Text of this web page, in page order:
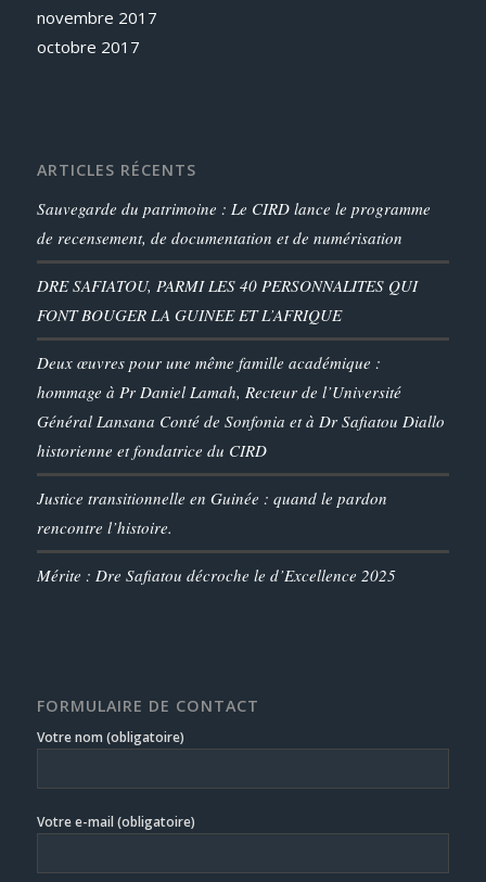
novembre 2017
octobre 2017
ARTICLES RÉCENTS
Sauvegarde du patrimoine : Le CIRD lance le programme
de recensement, de documentation et de numérisation
DRE SAFIATOU, PARMI LES 40 PERSONNALITES QUI
FONT BOUGER LA GUINEE ET L’AFRIQUE
Deux œuvres pour une même famille académique :
hommage à Pr Daniel Lamah, Recteur de l’Université
Général Lansana Conté de Sonfonia et à Dr Safiatou Diallo
historienne et fondatrice du CIRD
Justice transitionnelle en Guinée : quand le pardon
rencontre l’histoire.
Mérite : Dre Safiatou décroche le d’Excellence 2025
FORMULAIRE DE CONTACT
Votre nom (obligatoire)
Votre e-mail (obligatoire)